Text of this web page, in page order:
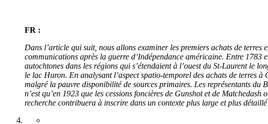
FR :
Dans l’article qui suit, nous allons examiner les premiers achats de
communications après la guerre d’Indépendance américaine. Entre 1783
autochtones dans les régions qui s’étendaient à l’ouest du St-Laurent le
le lac Huron. En analysant l’aspect spatio-temporel des achats de terres
malgré la pauvre disponibilité de sources primaires. Les représentants du
n’est qu’en 1923 que les cessions foncières de Gunshot et de
recherche contribuera à inscrire dans un contexte plus large et plus